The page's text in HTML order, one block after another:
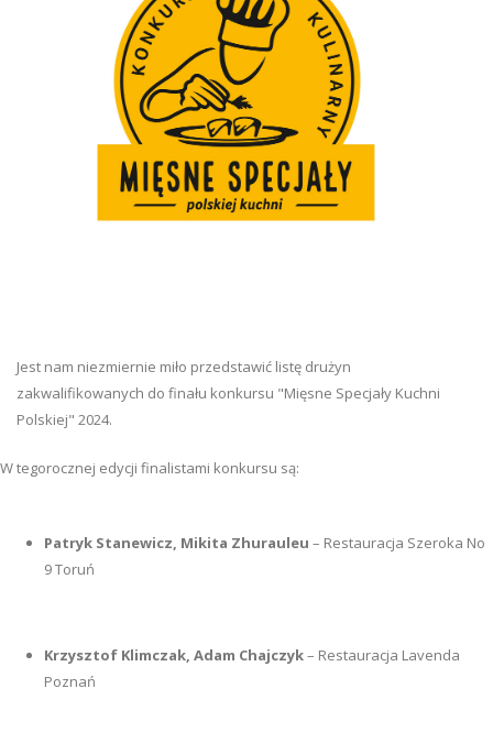
Jest nam niezmiernie miło przedstawić listę drużyn
zakwalifikowanych do finału konkursu "Mięsne Specjały Kuchni
Polskiej" 2024.
W tegorocznej edycji finalistami konkursu są:
Patryk Stanewicz, Mikita Zhurauleu – Restauracja Szeroka No
9 Toruń
Krzysztof Klimczak, Adam Chajczyk– Restauracja Lavenda
Poznań